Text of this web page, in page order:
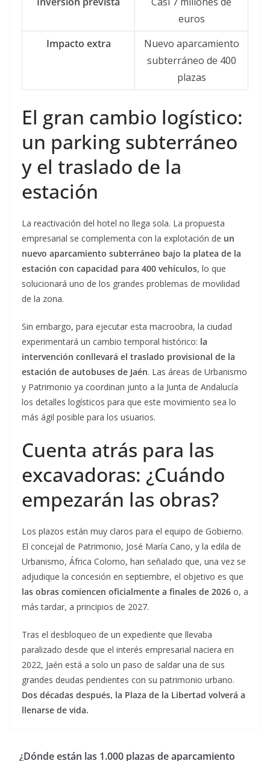
euros
Impacto extra
Nuevo aparcamiento
subterráneo de 400
plazas
El gran cambio logístico:
un parking subterráneo
y el traslado de la
estación
La reactivación del hotel no llega sola. La propuesta
empresarial se complementa con la explotación de un
nuevo aparcamiento subterráneo bajo la platea de la
estación con capacidad para 400 vehículos, lo que
solucionará uno de los grandes problemas de movilidad
de la zona.
Sin embargo, para ejecutar esta macroobra, la ciudad
experimentará un cambio temporal histórico: la
intervención conllevará el traslado provisional de la
estación de autobuses de Jaén. Las áreas de Urbanismo
y Patrimonio ya coordinan junto a la Junta de Andalucía
los detalles logísticos para que este movimiento sea lo
más ágil posible para los usuarios.
Cuenta atrás para las
excavadoras: ¿Cuándo
empezarán las obras?
Los plazos están muy claros para el equipo de Gobierno.
El concejal de Patrimonio, José María Cano, y la edila de
Urbanismo, África Colomo, han señalado que, una vez se
adjudique la concesión en septiembre, el objetivo es que
las obras comiencen oficialmente a finales de 2026 o, a
más tardar, a principios de 2027.
Tras el desbloqueo de un expediente que llevaba
paralizado desde que el interés empresarial naciera en
2022, Jaén está a solo un paso de saldar una de sus
grandes deudas pendientes con su patrimonio urbano.
Dos décadas después, la Plaza de la Libertad volverá a
llenarse de vida.
¿Dónde están las 1.000 plazas de aparcamiento